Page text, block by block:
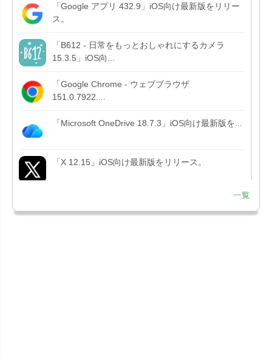
「Google アプリ 432.9」iOS向け最新版をリリー
ス。
「B612 - 日常をもっとおしゃれにするカメラ
15.3.5」iOS向...
「Google Chrome - ウェブブラウザ
151.0.7922....
「Microsoft OneDrive 18.7.3」iOS向け最新版を...
「X 12.15」iOS向け最新版をリリース。
Liguid G...
一覧